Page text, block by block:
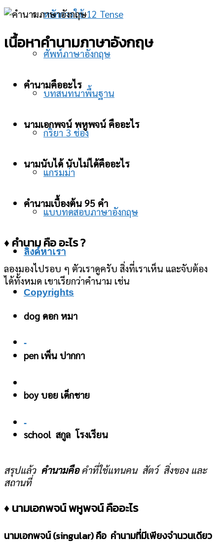
หลักการใช้ 12 Tense
ศัพท์ภาษาอังกฤษ
บทสนทนาพื้นฐาน
กริยา 3 ช่อง
แกรมม่า
แบบทดสอบภาษาอังกฤษ
ลิงค์หาเรา
Copyrights
-
-
เนื้อหาคำนามภาษาอังกฤษ
คำนามคืออะไร
นามเอกพจน์ พหูพจน์ คืออะไร
นามนับได้ นับไม่ได้คืออะไร
คำนามเบื้องต้น 95 คำ
♦ คำนาม คือ อะไร ?
ลองมองไปรอบ ๆ ตัวเราดูครับ สิ่งที่เราเห็น และจับต้อง
ได้ทั้งหมด เขาเรียกว่าคำนาม เช่น
dog ดอก หมา
pen เพ็น ปากกา
boy บอย เด็กชาย
school สกูล โรงเรียน
สรุปแล้ว คำนามคือ คำที่ใช้แทนคน สัตว์ สิ่งของ และ
สถานที่
♦ นามเอกพจน์ พหูพจน์ คืออะไร
นามเอกพจน์(singular) คือ คำนามที่มีเพียงจำนวนเดียว